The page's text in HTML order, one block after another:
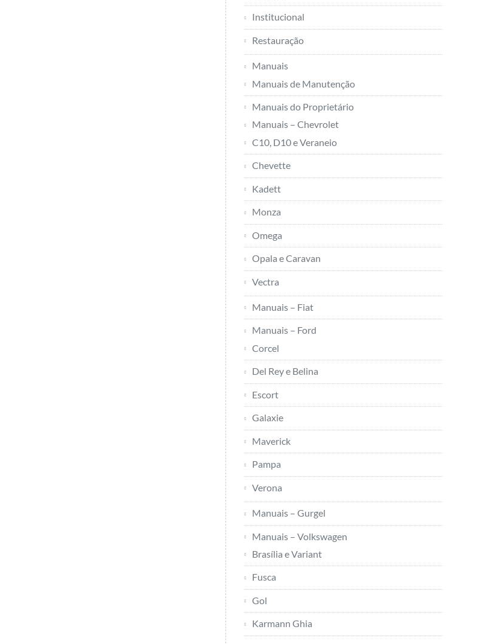
Institucional
Restauração
Manuais
Manuais de Manutenção
Manuais do Proprietário
Manuais – Chevrolet
C10, D10 e Veraneio
Chevette
Kadett
Monza
Omega
Opala e Caravan
Vectra
Manuais – Fiat
Manuais – Ford
Corcel
Del Rey e Belina
Escort
Galaxie
Maverick
Pampa
Verona
Manuais – Gurgel
Manuais – Volkswagen
Brasília e Variant
Fusca
Gol
Karmann Ghia